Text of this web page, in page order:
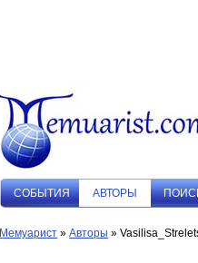
СОБЫТИЯ АВТОРЫ
Мемуарист » Авторы »